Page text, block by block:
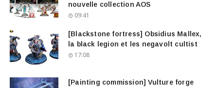
nouvelle collection AOS
09:41
[Blackstone fortress] Obsidius Mallex,
la black legion et les negavolt cultist
17:08
[Painting commission] Vulture forge